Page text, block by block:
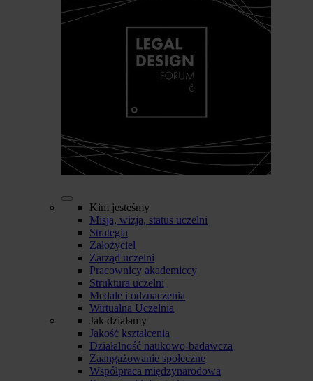
Kim jesteśmy
Misja, wizja, status uczelni
Strategia
Założyciel
Zarząd uczelni
Pracownicy akademiccy
Struktura uczelni
Medale i odznaczenia
Wirtualna Uczelnia
Jak działamy
Jakość kształcenia
Działalność naukowo-badawcza
Zaangażowanie społeczne
Współpraca międzynarodowa